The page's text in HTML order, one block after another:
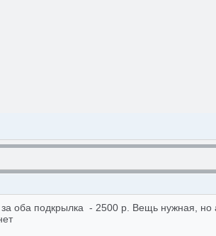
оба подкрылка - 2500 р. Вещь нужная, но